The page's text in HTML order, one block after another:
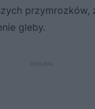
przymrozków,
gleby.